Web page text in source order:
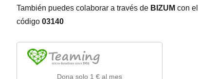
También puedes colaborar a través de BIZUM con el
código 03140